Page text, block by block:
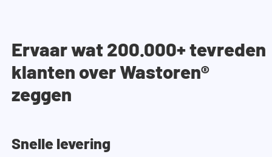
Ervaar wat 200.000+ tevreden
klanten over Wastoren®
zeggen
Snelle levering